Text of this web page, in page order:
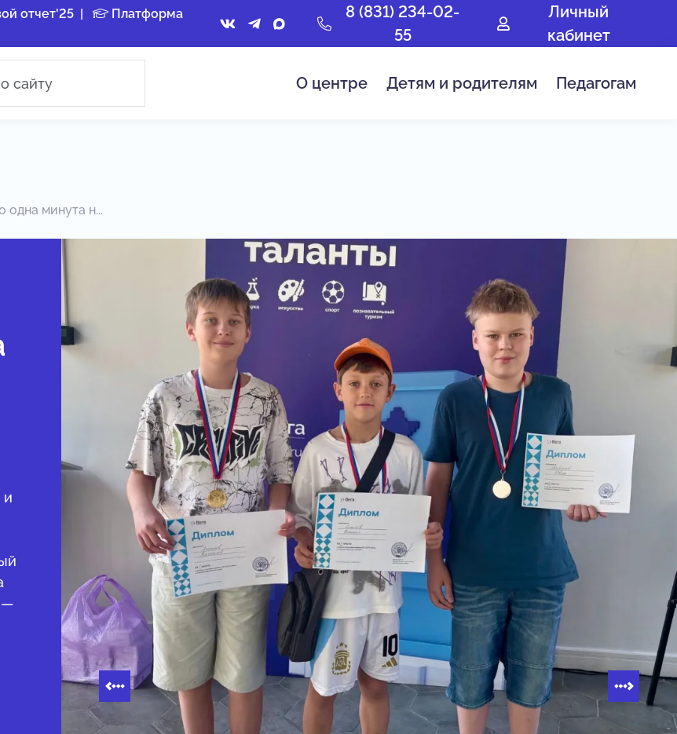
отчет'25|
Платформа
8 (831) 234-02-
55
Личный
кабинет
О центре Детям и родителям Педагогам
одна минута н...
и
—